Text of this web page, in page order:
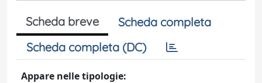
Scheda breve
Scheda completa
Scheda completa (DC)
Appare nelle tipologie: